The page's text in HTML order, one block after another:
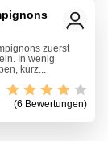
zuerst
In wenig
kurz...
(6 Bewertungen)